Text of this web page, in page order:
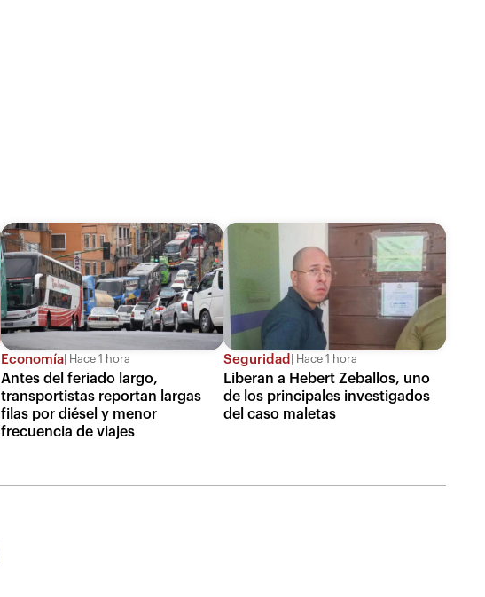
Economía Hace 1 hora
Antes del feriado largo,
transportistas reportan largas
filas por diésel y menor
frecuencia de viajes
Seguridad Hace 1 hora
Liberan a Hebert Zeballos, uno
de los principales investigados
del caso maletas